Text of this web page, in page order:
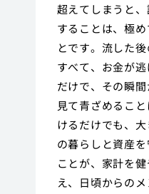
超えてしまうと
することは、極
とです。流した
すべて、お金が
だけで、その瞬
見て青ざめるこ
けるだけでも、
の暮らしと資産
ことが、家計を
え、日頃からの